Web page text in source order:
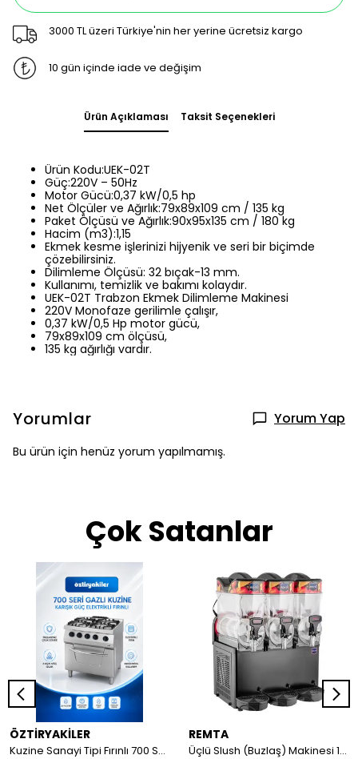
3000 TL üzeri Türkiye'nin her yerine ücretsiz kargo
10 gün içinde iade ve değişim
Ürün Açıklaması Taksit Seçenekleri
Ürün Kodu:UEK-02T
Güç:220V – 50Hz
Motor Gücü:0,37 kW/0,5 hp
Net Ölçüler ve Ağırlık:79x89x109 cm / 135 kg
Paket Ölçüsü ve Ağırlık:90x95x135 cm / 180 kg
Hacim (m3):1,15
Ekmek kesme işlerinizi hijyenik ve seri bir biçimde
çözebilirsiniz.
Dilimleme Ölçüsü: 32 bıçak-13 mm.
Kullanımı, temizlik ve bakımı kolaydır.
UEK-02T Trabzon Ekmek Dilimleme Makinesi
220V Monofaze gerilimle çalışır,
0,37 kW/0,5 Hp motor gücü,
79x89x109 cm ölçüsü,
135 kg ağırlığı vardır.
Yorumlar Yorum Yap
Bu ürün için henüz yorum yapılmamış.
Çok Satanlar
ÖZTİRYAKİLER
Kuzine Sanayi Tipi Fırınlı 700 Seri Gazlı 4 Açık Ateş 80x70x85 (Lp)-2X6Kw+2X7,5Kw+6Kw Elektrikli Fırın
REMTA
Üçlü Slush (Buzlaş) Makinesi 12+12+12 lt